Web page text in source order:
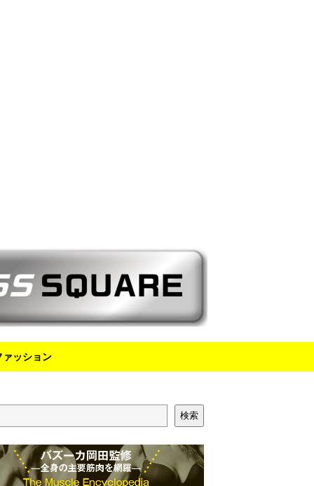
ァッション
検索